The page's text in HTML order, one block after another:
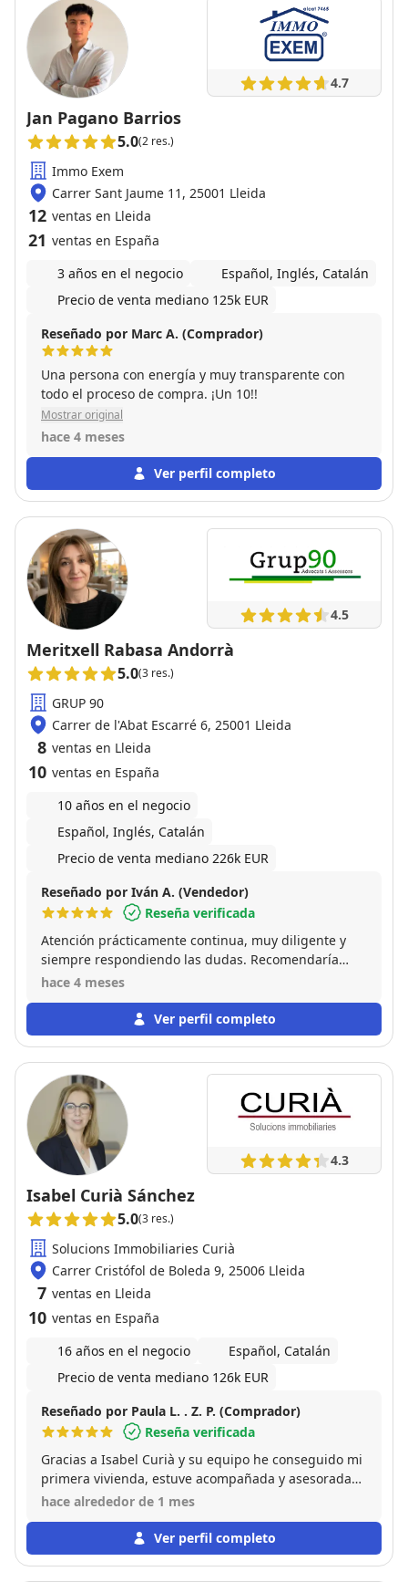
4.7
Jan Pagano Barrios
5.0(2 res.)
Immo Exem
Carrer Sant Jaume 11, 25001 Lleida
12 ventas en Lleida
21 ventas en España
3 años en el negocio
Español, Inglés, Catalán
Precio de venta mediano 125k EUR
Reseñado por Marc A. (Comprador)
Una persona con energía y muy transparente con
todo el proceso de compra. ¡Un 10!!
Mostrar original
hace 4 meses
Ver perfil completo
4.5
Meritxell Rabasa Andorrà
5.0(3 res.)
GRUP 90
Carrer de l'Abat Escarré 6, 25001 Lleida
8 ventas en Lleida
10 ventas en España
10 años en el negocio
Español, Inglés, Catalán
Precio de venta mediano 226k EUR
Reseñado por Iván A. (Vendedor)
Reseña verificada
Atención prácticamente continua, muy diligente y
siempre respondiendo las dudas. Recomendaría
esta agencia, y a esta agente, al 100%
hace 4 meses
Ver perfil completo
4.3
Isabel Curià Sánchez
5.0(3 res.)
Solucions Immobiliaries Curià
Carrer Cristófol de Boleda 9, 25006 Lleida
7 ventas en Lleida
10 ventas en España
16 años en el negocio
Español, Catalán
Precio de venta mediano 126k EUR
Reseñado por Paula L. . Z. P. (Comprador)
Reseña verificada
Gracias a Isabel Curià y su equipo he conseguido mi
primera vivienda, estuve acompañada y asesorada
en cada paso. Gracias a su dedicación y
encontrar la vivienda que buscaba con total
confianza. Se nota que se preocupan de verdad por
hace alrededor de 1 mes
Ver perfil completo